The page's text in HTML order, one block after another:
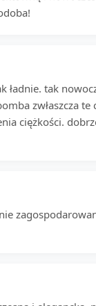
ładnie. tak
zwłaszcza
ciężkości.